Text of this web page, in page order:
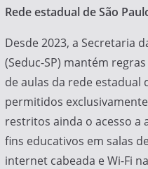
Rede estadual de São
Desde 2023, a Secretaria
(Seduc-SP) mantém
de aulas da rede estadual
permitidos
restritos ainda o acesso a
fins educativos em salas
internet cabeada e Wi-Fi